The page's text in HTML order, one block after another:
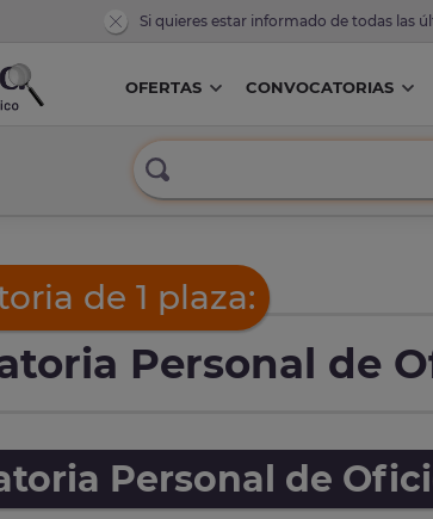
Si quieres estar informado de todas las
OFERTAS CONVOCATORIAS
de 1 plaza:
Personal de
Personal de